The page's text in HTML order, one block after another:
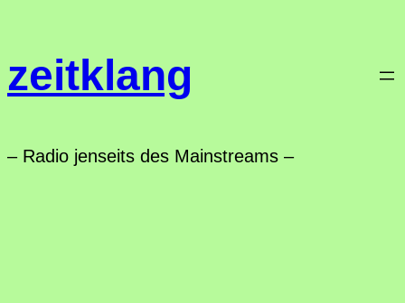
springen
zeitklang
– Radio jenseits des Mainstreams –